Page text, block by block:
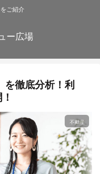
ご紹介
ー広場
を徹底分析！利
不動産